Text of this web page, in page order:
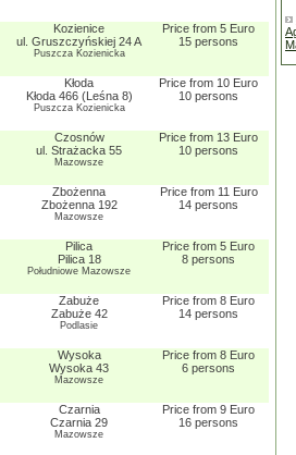
Kozienice
ul. Gruszczyńskiej 24 A
Puszcza Kozienicka
Price from 5 Euro
15 persons
Kłoda
Kłoda 466 (Leśna 8)
Puszcza Kozienicka
Price from 10 Euro
10 persons
Czosnów
ul. Strażacka 55
Mazowsze
Price from 13 Euro
10 persons
Zbożenna
Zbożenna 192
Mazowsze
Price from 11 Euro
14 persons
Pilica
Pilica 18
Południowe Mazowsze
Price from 5 Euro
8 persons
Zabuże
Zabuże 42
Podlasie
Price from 8 Euro
14 persons
Wysoka
Wysoka 43
Mazowsze
Price from 8 Euro
6 persons
Czarnia
Czarnia 29
Mazowsze
Price from 9 Euro
16 persons